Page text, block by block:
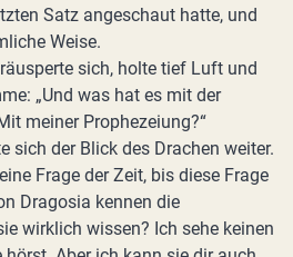
Satz angeschaut hatte, und
Weise.
sich, holte tief Luft und
„Und was hat es mit der
meiner Prophezeiung?“
sich der Blick des Drachen weiter.
Frage der Zeit, bis diese Frage
Dragosia kennen die
wirklich wissen? Ich sehe keinen